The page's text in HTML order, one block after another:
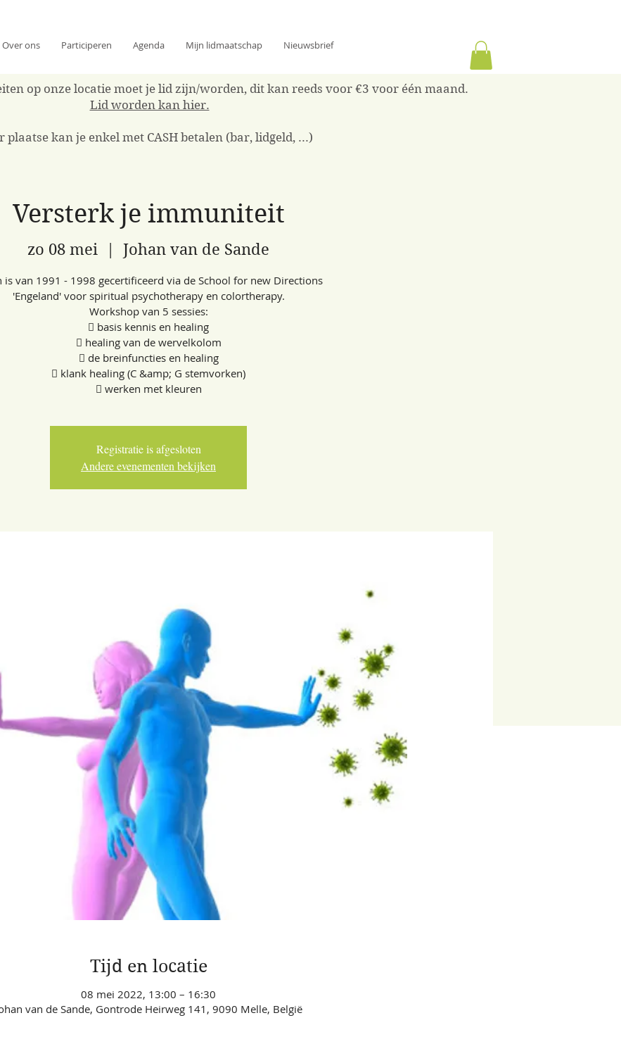
Over ons Participeren Agenda Mijn lidmaatschap Nieuwsbrief
op onze locatie moet je lid zijn/worden, dit kan reeds voor €3 voor één maand.
Lid worden kan hier.
plaatse kan je enkel met CASH betalen (bar, lidgeld, ...)
Versterk je immuniteit
zo 08 mei
  |
Johan van de Sande
is van 1991 - 1998 gecertificeerd via de School for new Directions
'Engeland' voor spiritual psychotherapy en colortherapy.
Workshop van 5 sessies:
 basis kennis en healing
 healing van de wervelkolom
 de breinfuncties en healing
 klank healing (C &amp; G stemvorken)
Registratie is afgesloten
Andere evenementen bekijken
Tijd en locatie
08 mei 2022, 13:00 – 16:30
van de Sande, Gontrode Heirweg 141, 9090 Melle, België